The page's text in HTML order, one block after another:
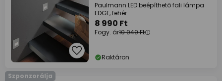
Paulmann LED beépíthető fali lámpa
EDGE, fehér
8 990 Ft
Fogy. ár10 049 Ft
Raktáron
Szponzorálja